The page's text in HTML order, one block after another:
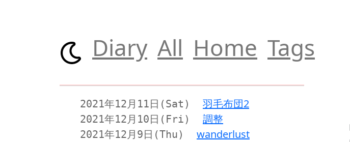
Diary All Home Tags
2021年12月11日(Sat) 羽毛布団2
2021年12月10日(Fri) 調整
2021年12月9日(Thu) wanderlust